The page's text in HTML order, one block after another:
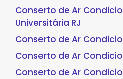
Conserto de Ar
Universitária RJ
Conserto de Ar
Conserto de Ar
Conserto de Ar